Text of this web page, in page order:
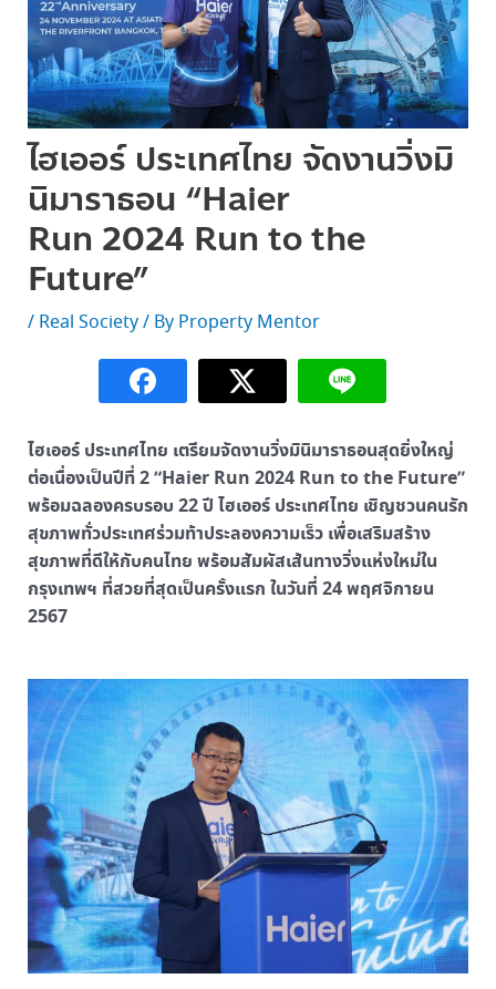
ไฮเออร์ ประเทศไทย จัดงานวิ่งมิ
นิมาราธอน “Haier
Run 2024 Run to the
Future”
/ Real Society/ By Property Mentor
ไฮเออร์ ประเทศไทย เตรียมจัดงานวิ่งมินิมาราธอนสุดยิ่งใหญ่
ต่อเนื่องเป็นปีที่ 2 “Haier Run 2024 Run to the Future”
พร้อมฉลองครบรอบ 22 ปี ไฮเออร์ ประเทศไทย เชิญชวนคนรัก
สุขภาพทั่วประเทศร่วมท้าประลองความเร็ว เพื่อเสริมสร้าง
สุขภาพที่ดีให้กับคนไทย พร้อมสัมผัสเส้นทางวิ่งแห่งใหม่ใน
กรุงเทพฯ ที่สวยที่สุดเป็นครั้งแรก ในวันที่ 24 พฤศจิกายน
2567